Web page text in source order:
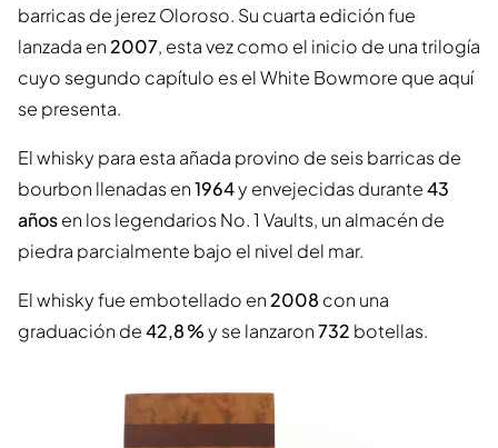
barricas de jerez Oloroso. Su cuarta edición fue
lanzada en 2007, esta vez como el inicio de una trilogía
cuyo segundo capítulo es el White Bowmore que aquí
se presenta.
El whisky para esta añada provino de seis barricas de
bourbon llenadas en1964y envejecidas durante43
añosen los legendarios No. 1 Vaults, un almacén de
piedra parcialmente bajo el nivel del mar.
El whisky fue embotellado en 2008 con una
graduación de42,8 %y se lanzaron732 botellas.